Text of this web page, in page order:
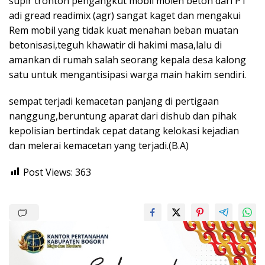
adi gread readimix (agr) sangat kaget dan mengakui
Rem mobil yang tidak kuat menahan beban muatan
betonisasi,teguh khawatir di hakimi masa,lalu di
amankan di rumah salah seorang kepala desa kalong
satu untuk mengantisipasi warga main hakim sendiri.
sempat terjadi kemacetan panjang di pertigaan
nanggung,beruntung aparat dari dishub dan pihak
kepolisian bertindak cepat datang kelokasi kejadian
dan melerai kemacetan yang terjadi.(B.A)
Post Views: 363